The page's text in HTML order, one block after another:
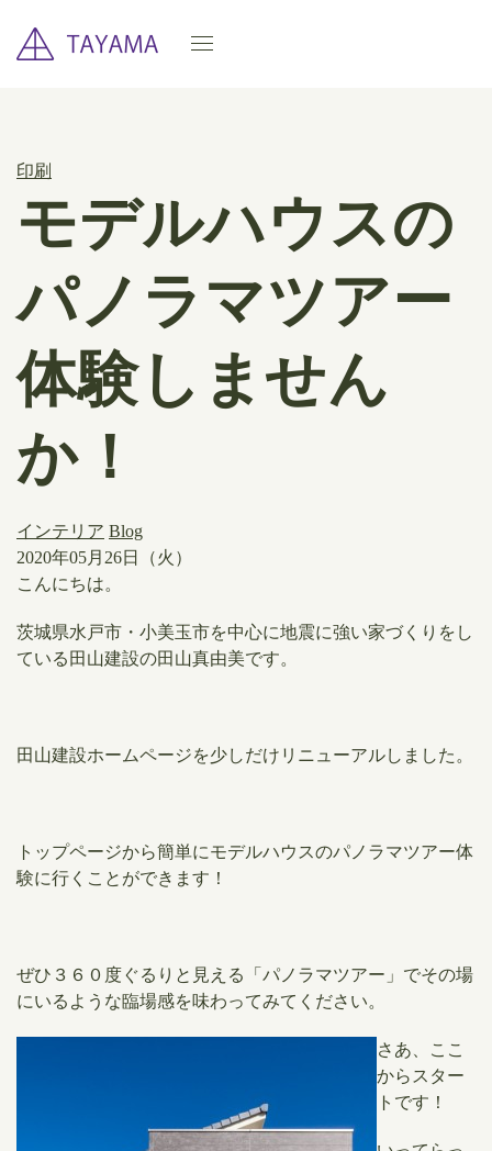
印刷
モデルハウスの
パノラマツアー
体験しません
か！
インテリア Blog
2020年05月26日（火）
こんにちは。
茨城県水戸市・小美玉市を中心に地震に強い家づくりをし
ている田山建設の田山真由美です。
田山建設ホームページを少しだけリニューアルしました。
トップページから簡単にモデルハウスのパノラマツアー体
験に行くことができます！
ぜひ３６０度ぐるりと見える「パノラマツアー」でその場
にいるような臨場感を味わってみてください。
さあ、ここ
からスター
トです！